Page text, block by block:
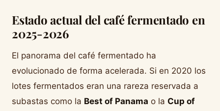
Estado actual del café fermentado en
2025-2026
El panorama del café fermentado ha
evolucionado de forma acelerada. Si en 2020 los
lotes fermentados eran una rareza reservada a
subastas como la Best of Panama o la Cup of